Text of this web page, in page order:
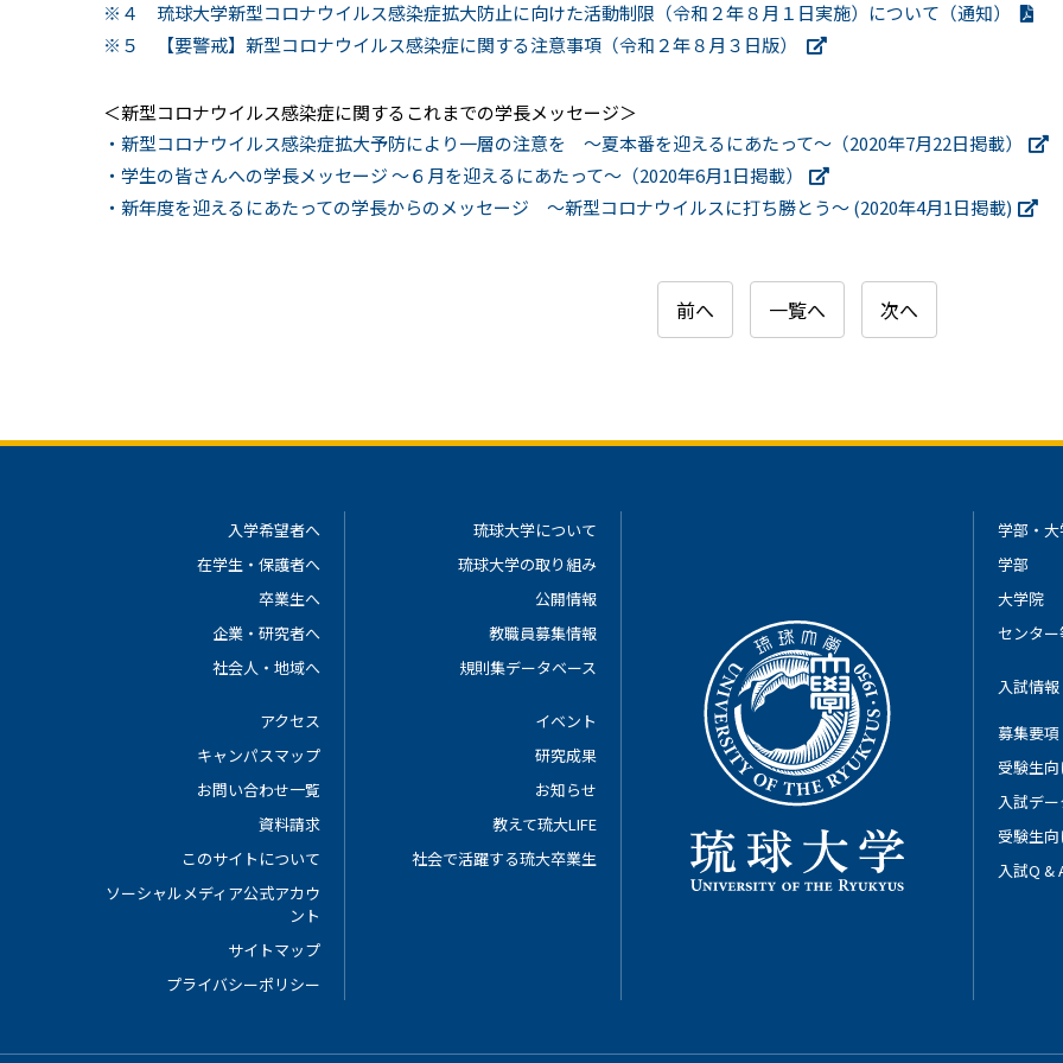
※４ 琉球大学新型コロナウイルス感染症拡大防止に向けた活動制限（令和２年８月１日実施）について（通知）
※５ 【要警戒】新型コロナウイルス感染症に関する注意事項（令和２年８月３日版）
＜新型コロナウイルス感染症に関するこれまでの学長メッセージ＞
・新型コロナウイルス感染症拡大予防により一層の注意を ～夏本番を迎えるにあたって～（2020年7月22日掲載）
・学生の皆さんへの学長メッセージ ～６月を迎えるにあたって～（2020年6月1日掲載）
・新年度を迎えるにあたっての学長からのメッセージ ～新型コロナウイルスに打ち勝とう～ (2020年4月1日掲載)
前へ 一覧へ 次へ
入学希望者へ
在学生・保護者へ
卒業生へ
企業・研究者へ
社会人・地域へ
アクセス
キャンパスマップ
お問い合わせ一覧
資料請求
このサイトについて
ソーシャルメディア公式アカウ
ント
サイトマップ
プライバシーポリシー
琉球大学について
琉球大学の取り組み
公開情報
教職員募集情報
規則集データベース
イベント
研究成果
お知らせ
教えて琉大LIFE
社会で活躍する琉大卒業生
学部・
学部
大学院
センター
入試情報
募集要
受験生
入試デ
受験生
入試Q &